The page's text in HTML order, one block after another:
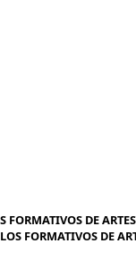
DE
FORMATIVOS DE